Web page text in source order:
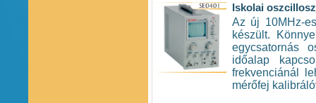
Iskolai
Az új 10MHz-
készült.
egycsatornás
időalap
frekvenciánál
mérőfej